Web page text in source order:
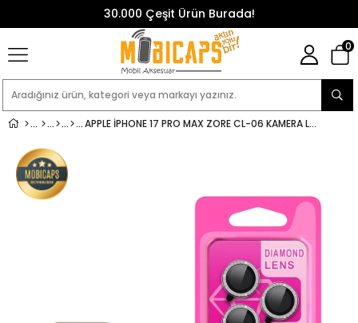
30.000 Çeşit Ürün Burada!
0
APPLE IPHONE 17 PRO MAX ZORE CL-06 KAMERA LENS KORUYUCU